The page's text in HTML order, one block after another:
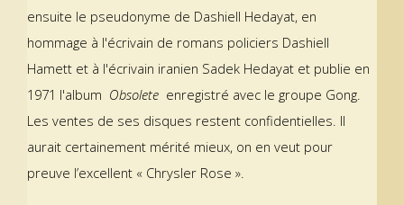
ensuite le pseudonyme de Dashiell Hedayat, en
hommage à l'écrivain de romans policiers Dashiell
Hamett et à l'écrivain iranien Sadek Hedayat et publie en
1971 l'album Obsolete enregistré avec le groupe Gong.
Les ventes de ses disques restent confidentielles. Il
aurait certainement mérité mieux, on en veut pour
preuve l’excellent « Chrysler Rose ».